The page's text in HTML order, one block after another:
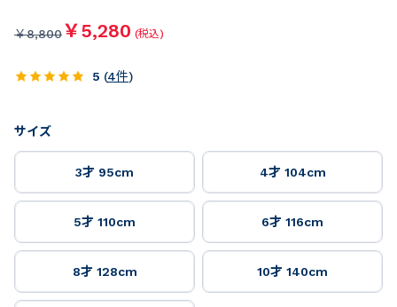
￥8,800￥5,280 (税込)
5 (4件)
サイズ
3才 95cm 4才 104cm
5才 110cm 6才 116cm
8才 128cm 10才 140cm